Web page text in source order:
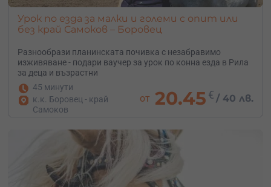
Урок по езда за малки и големи с опит или
без край Самоков – Боровец
Разнообрази планинската почивка с незабравимо
изживяване - подари ваучер за урок по конна езда в Рила
за деца и възрастни
45 минути
к.к. Боровец - край
Самоков
от 20.45 € /40 лв.